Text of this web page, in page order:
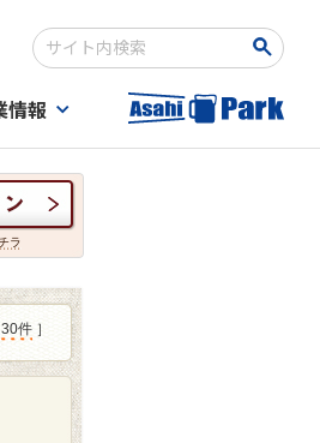
検索キーワード入力
情報
ラ
30件 ］